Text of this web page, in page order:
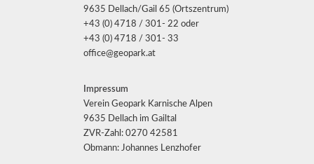
9635 Dellach/Gail 65 (Ortszentrum)
+43 (0) 4718 / 301- 22 oder
+43 (0) 4718 / 301- 33
office@geopark.at
Impressum
Verein Geopark Karnische Alpen
9635 Dellach im Gailtal
ZVR-Zahl: 0270 42581
Obmann: Johannes Lenzhofer